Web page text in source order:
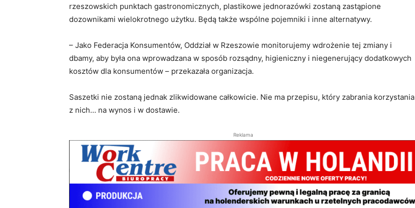
rzeszowskich punktach gastronomicznych, plastikowe jednorazówki zostaną zastąpione
dozownikami wielokrotnego użytku. Będą także wspólne pojemniki i inne alternatywy.
– Jako Federacja Konsumentów, Oddział w Rzeszowie monitorujemy wdrożenie tej zmiany i
dbamy, aby była ona wprowadzana w sposób rozsądny, higieniczny i niegenerujący dodatkowych
kosztów dla konsumentów – przekazała organizacja.
Saszetki nie zostaną jednak zlikwidowane całkowicie. Nie ma przepisu, który zabrania korzystania
z nich… na wynos i w dostawie.
Reklama